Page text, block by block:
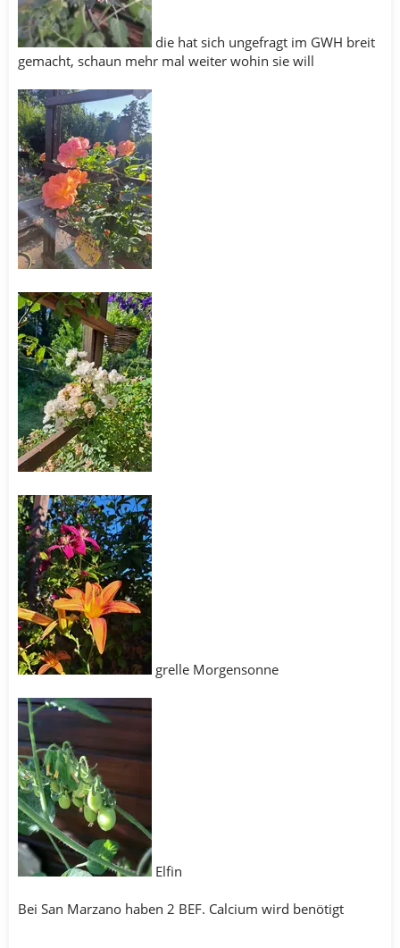
die hat sich ungefragt im GWH breit
gemacht, schaun mehr mal weiter wohin sie will
grelle Morgensonne
Elfin
Bei San Marzano haben 2 BEF. Calcium wird benötigt